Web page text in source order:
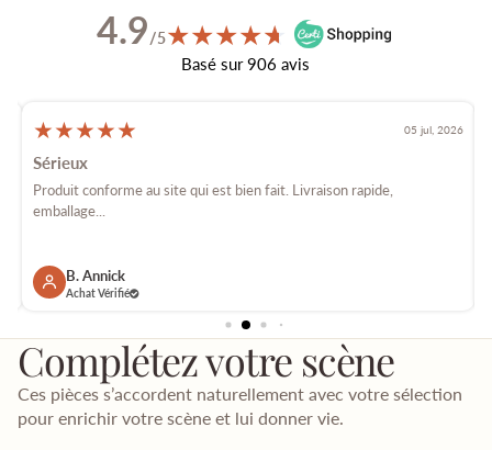
4.9/5★★★★★
★
Basé sur 906 avis
★★★★★ 05 jul, 2026
Sérieux
Produit conforme au site qui est bien fait. Livraison rapide,
emballage...
B. Annick
Achat Vérifié
Complétez votre scène
Ces pièces s’accordent naturellement avec votre sélection
pour enrichir votre scène et lui donner vie.